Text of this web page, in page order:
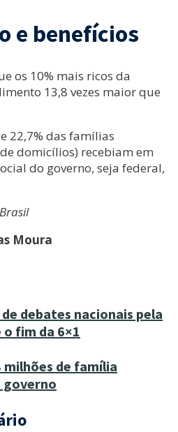
e benefícios
os 10% mais ricos da
13,8 vezes maior que
22,7% das famílias
domicílios) recebiam em
do governo, seja federal,
Moura
debates nacionais pela
fim da 6×1
milhões de família
governo